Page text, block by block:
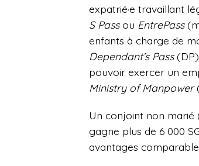
expatrié·e travaillant
S Passou EntrePass
enfants à charge de
Dependant’s Pass(DP)
pouvoir exercer un
Ministry of Manpower
Un conjoint non marié
gagne plus de 6 000
avantages